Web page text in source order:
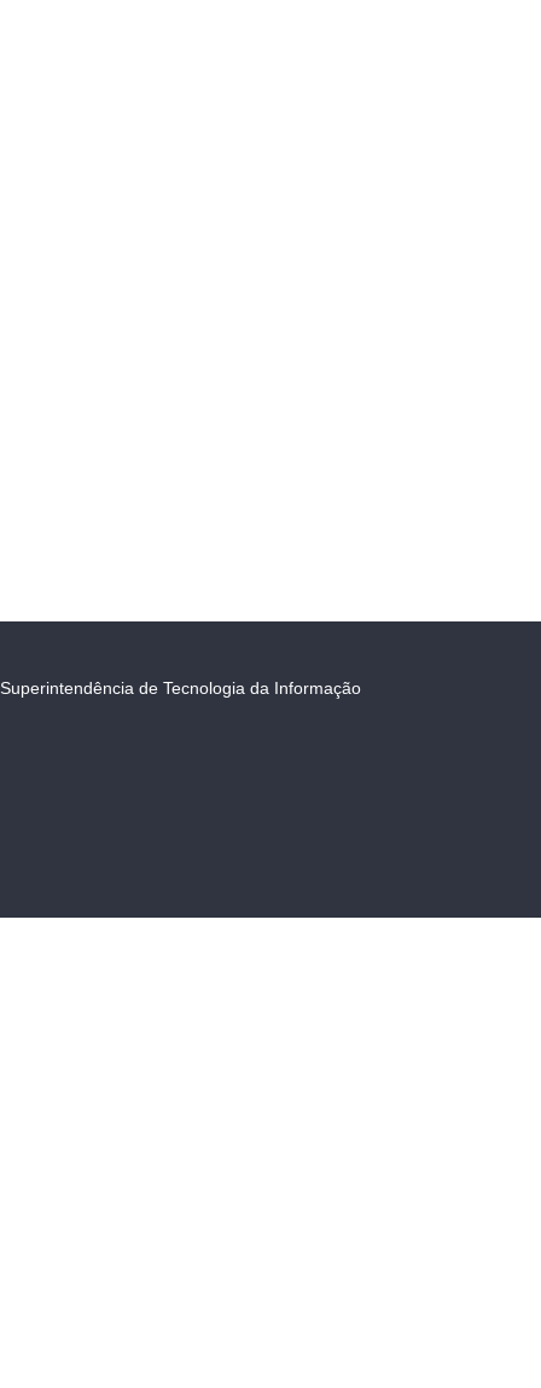
Superintendência de Tecnologia da Informação